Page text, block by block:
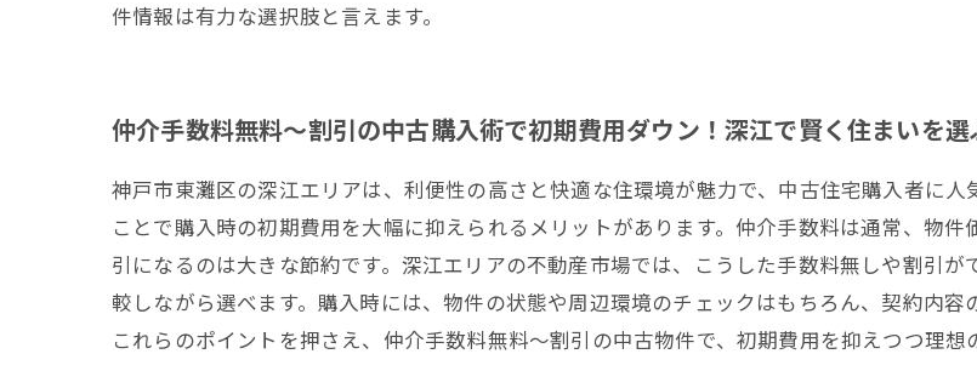
件情報は有力な選択肢と言えます。
仲介手数料無料～割引の中古購入術で初期費用ダウン！深江で賢く住まいを選
神戸市東灘区の深江エリアは、利便性の高さと快適な住環境が魅力で、中古住宅購入者に
ことで購入時の初期費用を大幅に抑えられるメリットがあります。仲介手数料は通常、物
引になるのは大きな節約です。深江エリアの不動産市場では、こうした手数料無しや割引
較しながら選べます。購入時には、物件の状態や周辺環境のチェックはもちろん、契約内容
これらのポイントを押さえ、仲介手数料無料～割引の中古物件で、初期費用を抑えつつ理想